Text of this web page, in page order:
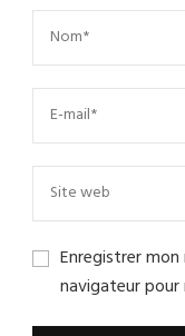
Enregistrer
navigateur